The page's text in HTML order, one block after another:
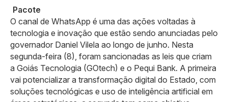
Pacote
O canal de WhatsApp é uma das ações voltadas à
tecnologia e inovação que estão sendo anunciadas pelo
governador Daniel Vilela ao longo de junho. Nesta
segunda-feira (8), foram sancionadas as leis que criam
a Goiás Tecnologia (GOtech) e o Pequi Bank. A primeira
vai potencializar a transformação digital do Estado, com
soluções tecnológicas e uso de inteligência artificial em